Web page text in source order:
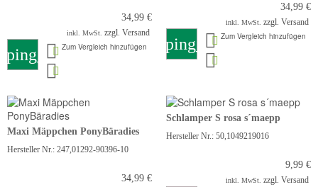
34,99 €
inkl. MwSt. zzgl. Versand
Zum Vergleich hinzufügen
34,99 €
inkl. MwSt. zzgl. Versand
shopping_cartZum Vergleich hinzufügen
Maxi Mäppchen PonyBäradies
Hersteller Nr.: 247,01292-90396-10
34,99 €
Schlamper S rosa s´maepp
Hersteller Nr.: 50,1049219016
9,99 €
inkl. MwSt. zzgl. Versand